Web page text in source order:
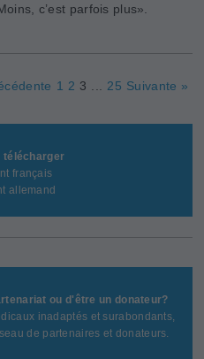
c’est parfois plus».
1 2 3 25 Suivante »
télécharger
français
allemand
ou d'être un donateur?
inadaptés et surabondants,
de partenaires et donateurs.